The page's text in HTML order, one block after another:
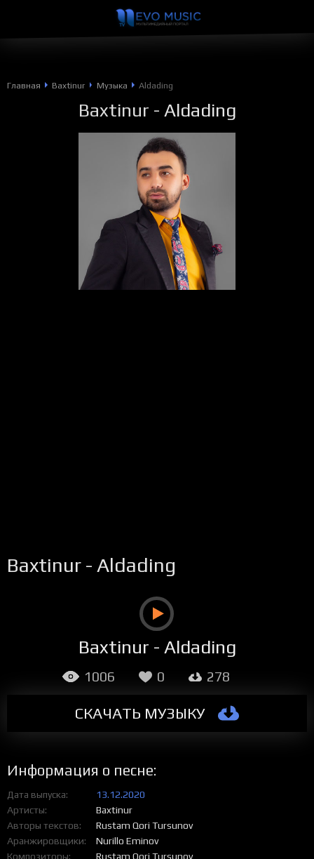
Главная Baxtinur Музыка Aldading
Baxtinur - Aldading
Baxtinur - Aldading
Baxtinur - Aldading
СКАЧАТЬ МУЗЫКУ
1006 0 278
Информация о песне:
Дата выпуска
13.12.2020
Артисты
Baxtinur
Авторы текстов
Rustam Qori Tursunov
Аранжировщики
Nurillo Eminov
Композиторы
Rustam Qori Tursunov